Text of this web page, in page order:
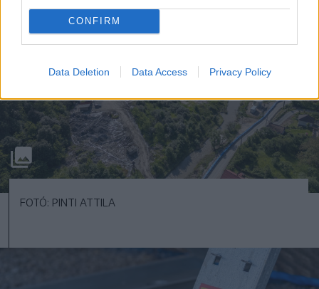
CONFIRM
Data Deletion Data Access Privacy Policy
FOTÓ: PINTI ATTILA